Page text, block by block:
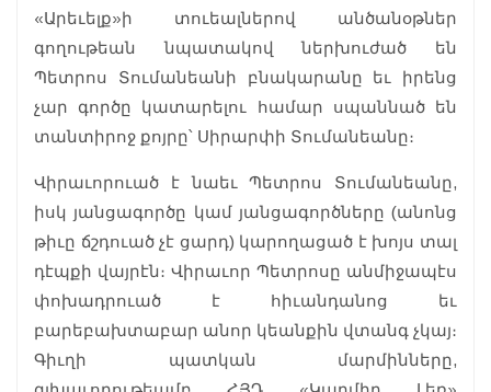
«Արեւելք»ի տուեալներով անծանօթներ
գողութեան նպատակով ներխուժած են
Պետրոս Տումանեանի բնակարանը եւ իրենց
չար գործը կատարելու համար սպաննած են
տանտիրոջ քոյրը՝ Սիրարփի Տումանեանը։
Վիրաւորուած է նաեւ Պետրոս Տումանեանը,
իսկ յանցագործը կամ յանցագործները (անոնց
թիւը ճշդուած չէ ցարդ) կարողացած է խոյս տալ
դէպքի վայրէն։ Վիրաւոր Պետրոսը անմիջապէս
փոխադրուած է հիւանդանոց եւ
բարեբախտաբար անոր կեանքին վտանգ չկայ։
Գիւղի պատկան մարմինները,